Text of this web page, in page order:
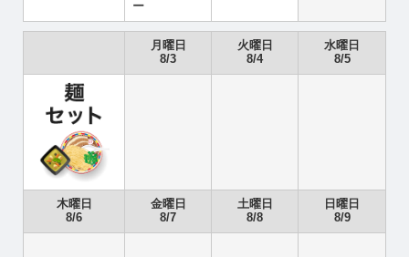
ー
月曜日
8/3
火曜日
8/4
水曜日
8/5
木曜日
8/6
金曜日
8/7
土曜日
8/8
日曜日
8/9